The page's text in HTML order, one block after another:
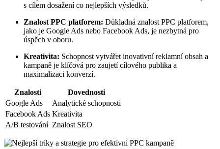
s cílem dosažení co nejlepších výsledků.
Znalost PPC platforem: Důkladná znalost PPC platforem,
jako je Google Ads nebo Facebook Ads, je nezbytná pro
úspěch v oboru.
Kreativita: Schopnost vytvářet inovativní reklamní obsah a
kampaně je klíčová pro zaujetí cílového publika a
maximalizaci konverzí.
Znalosti
Dovednosti
Google Ads
Analytické schopnosti
Facebook Ads Kreativita
A/B testování Znalost SEO